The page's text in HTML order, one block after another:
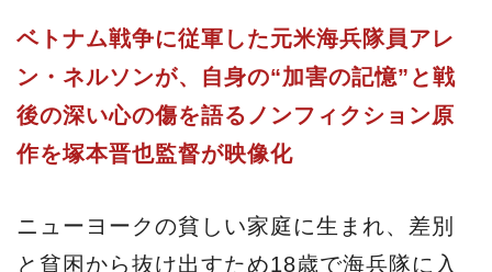
ベトナム戦争に従軍した元米海兵隊員アレ
ン・ネルソンが、自身の“加害の記憶”と戦
後の深い心の傷を語るノンフィクション原
作を塚本晋也監督が映像化
ニューヨークの貧しい家庭に生まれ、差別
と貧困から抜け出すため18歳で海兵隊に入